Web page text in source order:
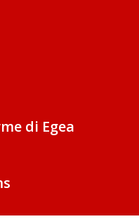
di Egea